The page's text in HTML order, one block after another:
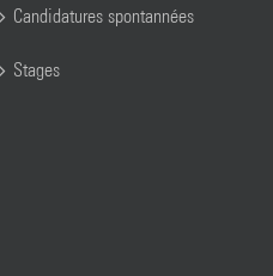
Candidatures spontannées
Stages